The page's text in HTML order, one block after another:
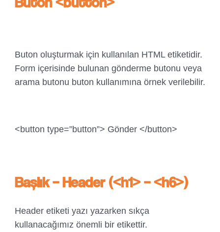
Buton oluşturmak için kullanılan HTML etiketidir.
Form içerisinde bulunan gönderme butonu veya
arama butonu buton kullanımına örnek verilebilir.
<button type=”button”> Gönder </button>
Başlık – Header (<h1> – <h6>)
Header etiketi yazı yazarken sıkça
kullanacağımız önemli bir etikettir.